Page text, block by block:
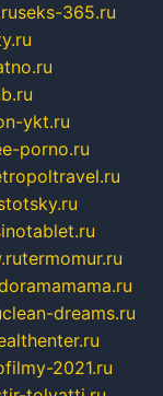
seks-365.ru
ykt.ru
porno.ru
termomur.ru
clean-dreams.ru
2021.ru